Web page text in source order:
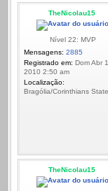
TheNicolau15
Nível 22: MVP
Mensagens: 2885
Registrado em: Dom Abr
2010 2:50 am
Localização:
Bragólia/Corinthians State
TheNicolau15